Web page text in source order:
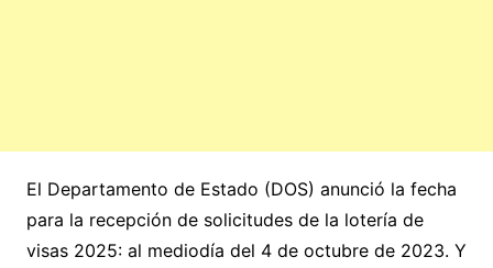
El Departamento de Estado (DOS) anunció la fecha
para la recepción de solicitudes de la lotería de
visas 2025: al mediodía del 4 de octubre de 2023. Y